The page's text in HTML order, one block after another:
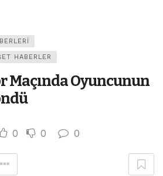
HABERLER
Maçında Oyuncunun
0 0 0